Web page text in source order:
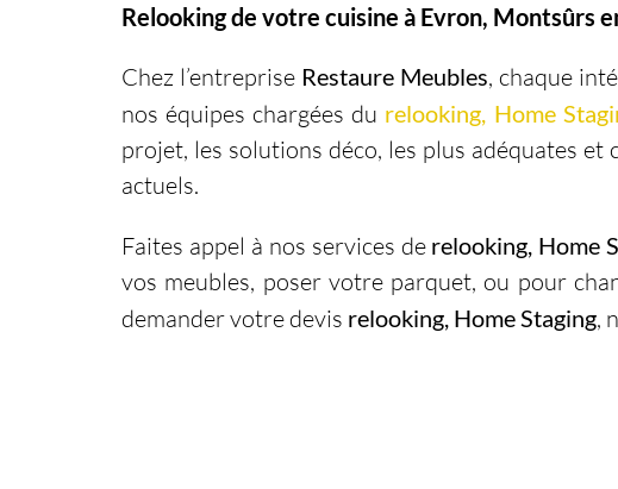
Relooking de votre cuisine à Evron, Montsûrs
Chez l’entreprise Restaure Meubles, chaque
nos équipes chargées du relooking, Home
projet, les solutions déco, les plus adéquates et
actuels.
Faites appel à nos services de relooking, Home
vos meubles, poser votre parquet, ou pour
demander votre devis relooking, Home Staging,